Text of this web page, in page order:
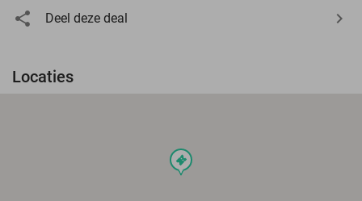
Deel deze deal
Locaties
events